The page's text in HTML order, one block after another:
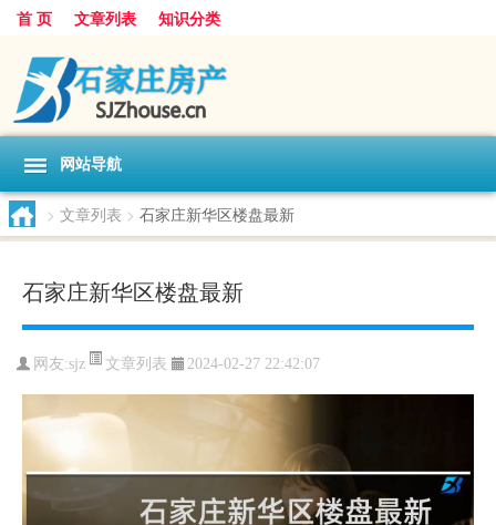
首 页 文章列表 知识分类
网站导航
> 文章列表 > 石家庄新华区楼盘最新
石家庄新华区楼盘最新
网友:sjz 文章列表 2024-02-27 22:42:07